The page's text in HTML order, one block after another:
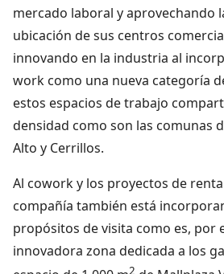
mercado laboral y aprovechando
ubicación de sus centros
innovando en la industria al
work como una nueva categoría
estos espacios de trabajo
densidad como son las comunas
Alto y Cerrillos.
Al cowork y los proyectos de
compañía también está
propósitos de visita como es, por
innovadora zona dedicada a los
2